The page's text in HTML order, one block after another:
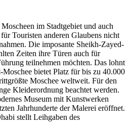
im Stadtgebiet und auch
Touristen anderen Glaubens nicht
Die imposante Sheikh-Zayed-
Zeiten ihre Türen auch für
teilnehmen möchten. Das lohnt
bietet Platz für bis zu 40.000
Moschee weltweit. Für den
Kleiderordnung beachtet werden.
Museum mit Kunstwerken
Jahrhunderte der Malerei eröffnet.
stellt Leihgaben des